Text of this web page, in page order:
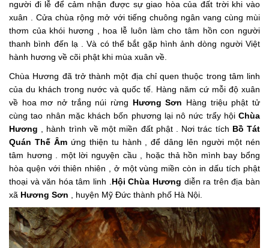
người đi lễ để cảm nhận được sự giao hòa của đất trời khi vào
xuân . Cửa chùa rộng mở với tiếng chuông ngân vang cùng mùi
thơm của khói hương , hoa lễ luôn làm cho tâm hồn con người
thanh bình đến lạ . Và có thể bắt gặp hình ảnh dòng người Việt
hành hương về cõi phật khi mùa xuân về.
Chùa Hương đã trở thành một địa chỉ quen thuộc trong tâm linh
của du khách trong nước và quốc tế. Hàng năm cứ mỗi độ xuân
về hoa mơ nở trắng núi rừng Hương Sơn Hàng triệu phật tử
cùng tao nhân mặc khách bốn phương lại nô nức trẩy hội Chùa
Hương , hành trình về một miền đất phật . Nơi trác tích Bồ Tát
Quán Thế Âm ứng thiện tu hành , để dâng lên người một nén
tâm hương . một lời nguyện cầu , hoặc thả hồn mình bay bổng
hòa quện với thiên nhiên , ở một vùng miền còn in dấu tích phật
thoại và văn hóa tâm linh . Hội Chùa Hương diễn ra trên địa bàn
xã Hương Sơn , huyện Mỹ Đức thành phố Hà Nội.